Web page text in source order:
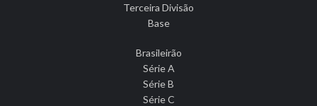
Terceira Divisão
Base
Brasileirão
Série A
Série B
Série C